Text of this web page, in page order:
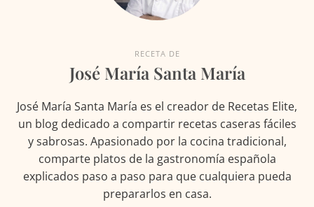
RECETA DE
José María Santa María
José María Santa María es el creador de Recetas Elite,
un blog dedicado a compartir recetas caseras fáciles
y sabrosas. Apasionado por la cocina tradicional,
comparte platos de la gastronomía española
explicados paso a paso para que cualquiera pueda
prepararlos en casa.